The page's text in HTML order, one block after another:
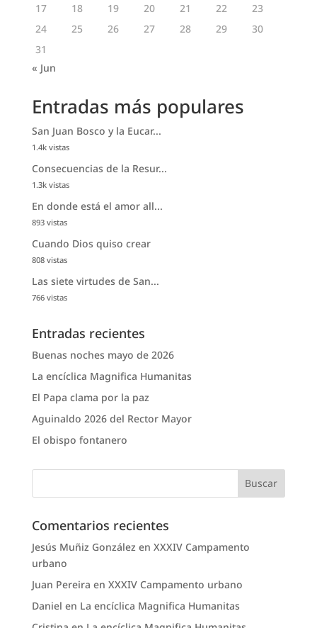
17
18 19 20 21 22
23
24
25 26 27 28 29
30
31
« Jun
Entradas más populares
San Juan Bosco y la Eucar...
1.4k vistas
Consecuencias de la Resur...
1.3k vistas
En donde está el amor all...
893 vistas
Cuando Dios quiso crear
808 vistas
Las siete virtudes de San...
766 vistas
Entradas recientes
Buenas noches mayo de 2026
La encíclica Magnifica Humanitas
El Papa clama por la paz
Aguinaldo 2026 del Rector Mayor
El obispo fontanero
Comentarios recientes
Jesús Muñiz González en XXXIV Campamento
urbano
Juan Pereira en XXXIV Campamento urbano
Daniel en La encíclica Magnifica Humanitas